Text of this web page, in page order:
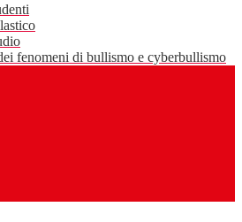
fenomeni di bullismo e cyberbullismo